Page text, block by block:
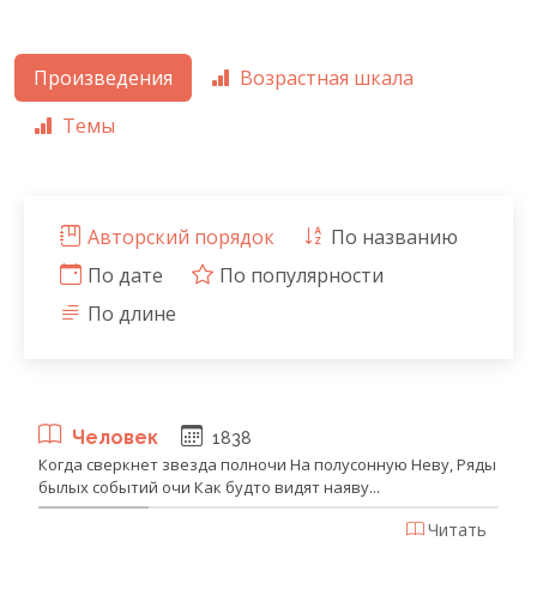
Произведения
Возрастная шкала
Темы
Авторский порядок
По названию
По дате
По популярности
По длине
Человек 1838
Когда сверкнет звезда полночи На полусонную Неву, Ряды
былых событий очи Как будто видят наяву...
Читать